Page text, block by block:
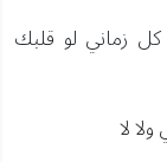
زماني لو قلبك
لا